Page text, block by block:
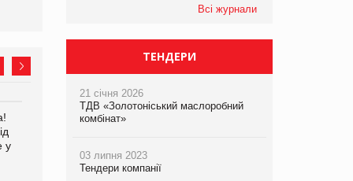
у
EVA.UA запустила
не очікують побачити на
платформі
Всі журнали
ТЕНДЕРИ
21 січня 2026
ТДВ «Золотоніський маслоробний
комбінат»
03 липня 2023
Тендери компанії